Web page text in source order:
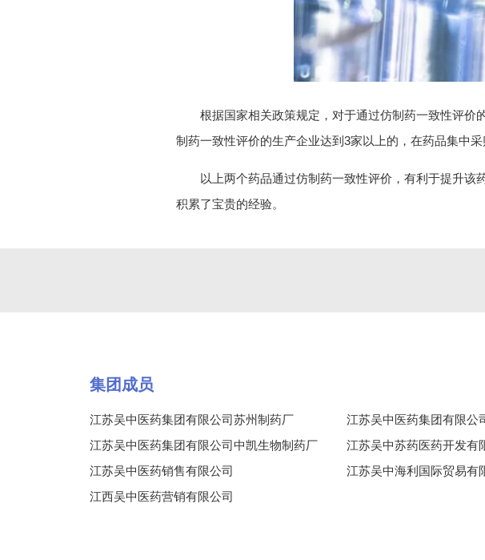
根据国家相关政策规定，对于通过仿制药一致性评价
制药一致性评价的生产企业达到3家以上的，在药品集中
以上两个药品通过仿制药一致性评价，有利于提升该
积累了宝贵的经验。
集团成员
江苏吴中医药集团有限公司苏州制药厂
江苏吴中医药集团有限公
江苏吴中医药集团有限公司中凯生物制药厂
江苏吴中苏药医药开发有
江苏吴中医药销售有限公司
江苏吴中海利国际贸易有
江西吴中医药营销有限公司